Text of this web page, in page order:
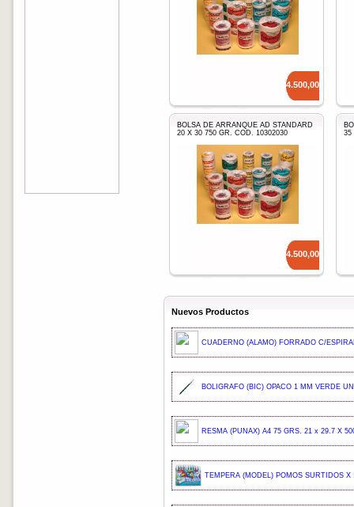
14.500,00
BOLSA DE ARRANQUE AD STANDARD
20 X 30 750 GR. COD. 10302030
14.500,00
35
Nuevos Productos
CUADERNO (ALAMO) FORRADO C/
BOLIGRAFO (BIC) OPACO 1 MM VERDE
RESMA (PUNAX) A4 75 GRS. 21 x 29.7 X
TEMPERA (MODEL) POMOS SURTIDOS X